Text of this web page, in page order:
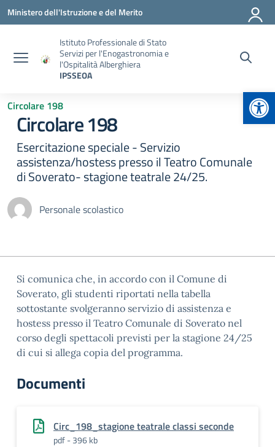
Vai ai contenuti
Vai al menu di navigazione
Vai al footer
Ministero dell'Istruzione e del Merito
Istituto Professionale di Stato
Servizi per l'Enogastronomia e
l'Ospitalità Alberghiera
IPSSEOA
Circolare 198
Circolare 198
Esercitazione speciale - Servizio
assistenza/hostess presso il Teatro Comunale
di Soverato- stagione teatrale 24/25.
Personale scolastico
Si comunica che, in accordo con il Comune di
Soverato, gli studenti riportati nella tabella
sottostante svolgeranno servizio di assistenza e
hostess presso il Teatro Comunale di Soverato nel
corso degli spettacoli previsti per la stagione 24/25
di cui si allega copia del programma.
Documenti
Circ_198_stagione teatrale classi seconde
pdf - 396 kb